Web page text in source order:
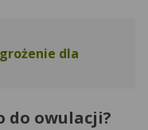
dla
do owulacji?